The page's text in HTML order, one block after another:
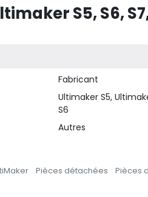
S5, S6,
Fabricant
Ultimaker S5,
S6
Autres
Pièces détachées Pièces